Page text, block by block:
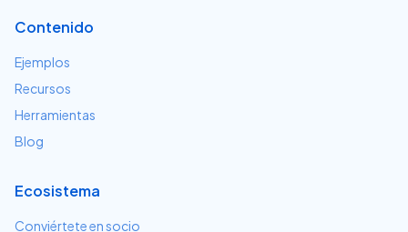
Contenido
Ejemplos
Recursos
Herramientas
Blog
Ecosistema
Conviértete en socio